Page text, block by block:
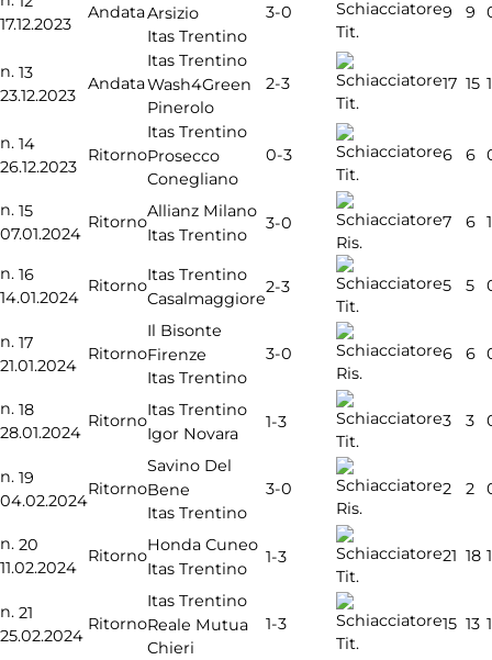
17.12.2023
AndataArsizio
Itas Trentino
3-0
Tit.
9 9
n. 13
23.12.2023
Andata
Itas Trentino
Wash4Green
Pinerolo
2-3
Tit.
17 15 1
n. 14
26.12.2023
Ritorno
Itas Trentino
Prosecco
Conegliano
0-3
Tit.
6 6
n. 15
07.01.2024
Ritorno
Allianz Milano
Itas Trentino
3-0
Ris.
7 6 1
n. 16
14.01.2024
Ritorno
Itas Trentino
Casalmaggiore
2-3
Tit.
5 5
n. 17
21.01.2024
Ritorno
Il Bisonte
Firenze
Itas Trentino
3-0
Ris.
6 6
n. 18
28.01.2024
Ritorno
Itas Trentino
Igor Novara
1-3
Tit.
3 3
n. 19
04.02.2024
Ritorno
Savino Del
Bene
Itas Trentino
3-0
Ris.
2 2
n. 20
11.02.2024
Ritorno
Honda Cuneo
Itas Trentino
1-3
Tit.
21 18 1
n. 21
25.02.2024
Ritorno
Itas Trentino
Reale Mutua
Chieri
1-3
Tit.
15 13 1